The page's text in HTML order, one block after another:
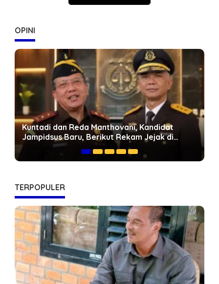
OPINI
Geopolitik Energi Dunia dan Peluang Jambi:
Mengapa Jalan Khusus Batubara Harus
Dipercepat
TERPOPULER